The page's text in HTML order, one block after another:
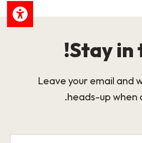
Stay in
Leave your email and
heads-up when